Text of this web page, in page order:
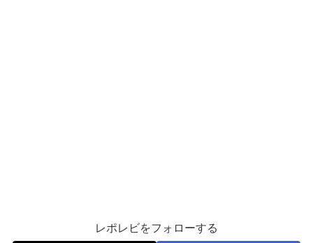
レポレビをフォローする